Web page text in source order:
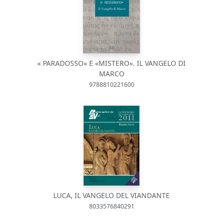
« PARADOSSO» E «MISTERO». IL VANGELO DI
MARCO
9788810221600
LUCA, IL VANGELO DEL VIANDANTE
8033576840291